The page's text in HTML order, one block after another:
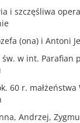
i szczęśliwa
(ona) i Antoni
w int. Parafian
60 r.
Andrzej,